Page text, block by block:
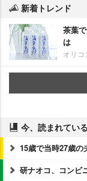
新着トレンド
茶葉
は
オリコ
今、読まれてい
15歳で当時27歳の
研ナオコ、コンビ